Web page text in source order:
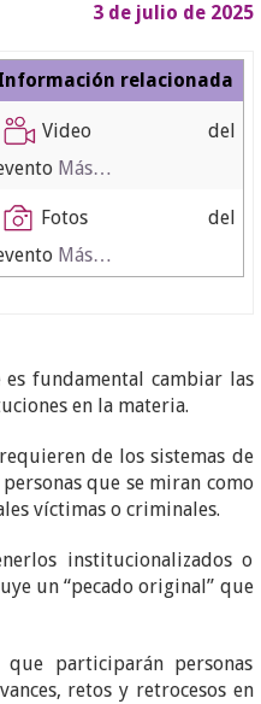
3 de julio de 2025
relacionada
Video del
Más…
Fotos del
Más…
es fundamental cambiar las
en la materia.
de los sistemas de
que se miran como
víctimas o criminales.
institucionalizados o
un “pecado original” que
participarán personas
retos y retrocesos en